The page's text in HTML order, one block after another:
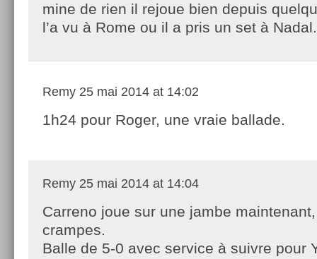
mine de rien il rejoue bien depuis
l’a vu à Rome ou il a pris un set à Nadal.
Remy 25 mai 2014 at 14:02
1h24 pour Roger, une vraie ballade.
Remy 25 mai 2014 at 14:04
Carreno joue sur une jambe
crampes.
Balle de 5-0 avec service à suivre pour